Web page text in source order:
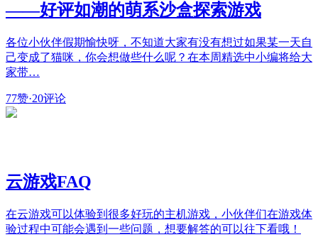
——好评如潮的萌系沙盒探索游戏
各位小伙伴假期愉快呀，不知道大家有没有想过如果某一天自
己变成了猫咪，你会想做些什么呢？在本周精选中小编将给大
家带…
77赞·20评论
云游戏FAQ
在云游戏可以体验到很多好玩的主机游戏，小伙伴们在游戏体
验过程中可能会遇到一些问题，想要解答的可以往下看哦！